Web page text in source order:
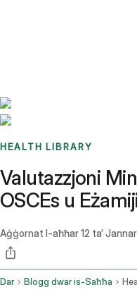
HEALTH LIBRARY
Valutazzjoni
OSCEs u
Aġġornat l-aħħar12 ta’
Dar Blogg dwar is-Saħħa